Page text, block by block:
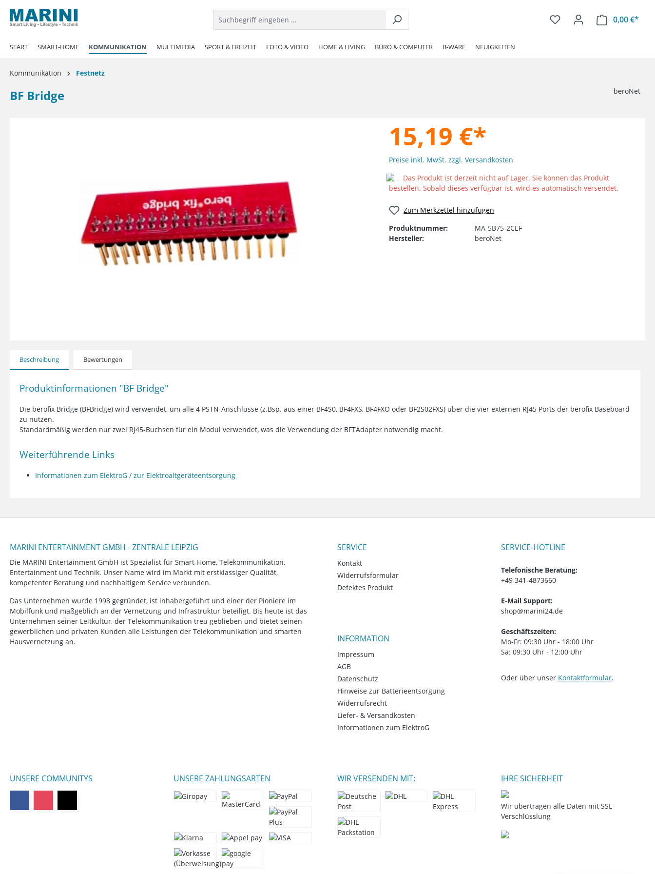
Zur Hauptnavigation springen
0,00 €*
START SMART-HOME KOMMUNIKATION MULTIMEDIA SPORT & FREIZEIT FOTO & VIDEO HOME & LIVING BÜRO & COMPUTER B-WARE NEUIGKEITEN
Kommunikation Festnetz
BF Bridge beroNet
15,19 €*
Preise inkl. MwSt. zzgl. Versandkosten
Das Produkt ist derzeit nicht auf Lager. Sie können das Produkt
bestellen. Sobald dieses verfügbar ist, wird es automatisch versendet.
Zum Merkzettel hinzufügen
Produktnummer:
MA-5B75-2CEF
Hersteller:
beroNet
Beschreibung Bewertungen
Produktinformationen "BF Bridge"
Die berofix Bridge (BFBridge) wird verwendet, um alle 4 PSTN-Anschlüsse (z.Bsp. aus einer BF4S0, BF4FXS, BF4FXO oder BF2S02FXS) über die vier externen RJ45 Ports der berofix Baseboard
zu nutzen.
Standardmäßig werden nur zwei RJ45-Buchsen für ein Modul verwendet, was die Verwendung der BFTAdapter notwendig macht.
Weiterführende Links
Informationen zum ElektroG / zur Elektroaltgeräteentsorgung
MARINI ENTERTAINMENT GMBH - ZENTRALE LEIPZIG
Die MARINI Entertainment GmbH ist Spezialist für Smart-Home, Telekommunikation,
Entertainment und Technik. Unser Name wird im Markt mit erstklassiger Qualität,
kompetenter Beratung und nachhaltigem Service verbunden.
Das Unternehmen wurde 1998 gegründet, ist inhabergeführt und einer der Pioniere im
Mobilfunk und maßgeblich an der Vernetzung und Infrastruktur beteiligt. Bis heute ist das
Unternehmen seiner Leitkultur, der Telekommunikation treu geblieben und bietet seinen
gewerblichen und privaten Kunden alle Leistungen der Telekommunikation und smarten
Hausvernetzung an.
SERVICE
Kontakt
Widerrufsformular
Defektes Produkt
INFORMATION
Impressum
AGB
Datenschutz
Hinweise zur Batterieentsorgung
Widerrufsrecht
Liefer- & Versandkosten
Informationen zum ElektroG
SERVICE-HOTLINE
Telefonische Beratung:
+49 341-4873660
E-Mail Support:
shop@marini24.de
Geschäftszeiten:
Mo-Fr: 09:30 Uhr - 18:00 Uhr
Sa: 09:30 Uhr - 12:00 Uhr
Oder über unser Kontaktformular.
UNSERE COMMUNITYS UNSERE ZAHLUNGSARTEN WIR VERSENDEN MIT: IHRE SICHERHEIT
Wir übertragen alle Daten mit SSL-
Verschlüsslung